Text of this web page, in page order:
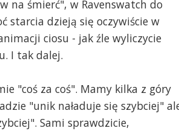
na śmierć", w Ravenswatch do
starcia dzieją się oczywiście w
ciosu - jak źle wyliczycie
I tak dalej.
"coś za coś". Mamy kilka z góry
"unik naładuje się szybciej"
Sami sprawdzicie,